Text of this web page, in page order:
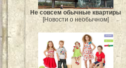
Не совсем обычные квартиры
[Новости о необычном]